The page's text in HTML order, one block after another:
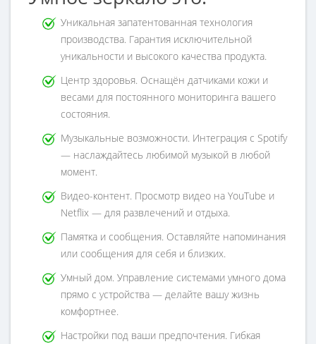
Уникальная запатентованная технология
производства. Гарантия исключительной
уникальности и высокого качества продукта.
Центр здоровья. Оснащён датчиками кожи и
весами для постоянного мониторинга вашего
состояния.
Музыкальные возможности. Интеграция с Spotify
— наслаждайтесь любимой музыкой в любой
момент.
Видео-контент. Просмотр видео на YouTube и
Netflix — для развлечений и отдыха.
Памятка и сообщения. Оставляйте напоминания
или сообщения для себя и близких.
Умный дом. Управление системами умного дома
прямо с устройства — делайте вашу жизнь
комфортнее.
Настройки под ваши предпочтения. Гибкая